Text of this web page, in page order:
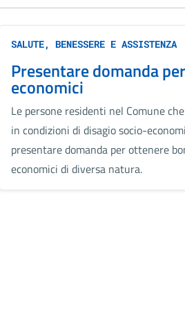
SALUTE, BENESSERE E ASSISTENZA
Presentare domanda
economici
Le persone residenti nel Comune
in condizioni di disagio socio-
presentare domanda per ottenere
economici di diversa natura.